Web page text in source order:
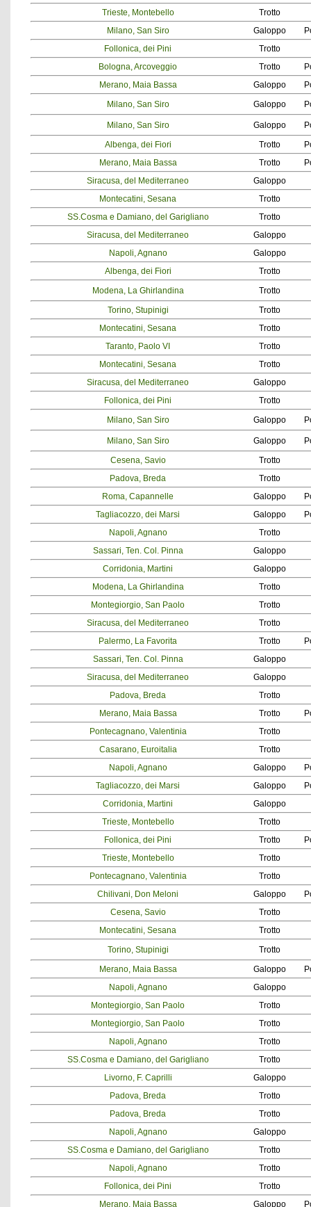
Trieste, Montebello
Trotto
Milano, San Siro
Galoppo
Follonica, dei Pini
Trotto
Bologna, Arcoveggio
Trotto
Merano, Maia Bassa
Galoppo
Milano, San Siro
Galoppo
Milano, San Siro Galoppo
Albenga, dei Fiori
Trotto
Merano, Maia Bassa
Trotto
Siracusa, del Mediterraneo
Galoppo
Montecatini, Sesana
Trotto
SS.Cosma e Damiano, del Garigliano
Trotto
Siracusa, del Mediterraneo
Galoppo
Napoli, Agnano
Galoppo
Albenga, dei Fiori
Trotto
Modena, La Ghirlandina
Trotto
Torino, Stupinigi
Trotto
Montecatini, Sesana
Trotto
Taranto, Paolo VI
Trotto
Montecatini, Sesana
Trotto
Siracusa, del Mediterraneo
Galoppo
Follonica, dei Pini
Trotto
Milano, San Siro
Galoppo
Milano, San Siro Galoppo
Cesena, Savio
Trotto
Padova, Breda
Trotto
Roma, Capannelle
Galoppo
Tagliacozzo, dei Marsi
Galoppo
Napoli, Agnano
Trotto
Sassari, Ten. Col. Pinna
Galoppo
Corridonia, Martini
Galoppo
Modena, La Ghirlandina
Trotto
Montegiorgio, San Paolo
Trotto
Siracusa, del Mediterraneo
Trotto
Palermo, La Favorita
Trotto
Sassari, Ten. Col. Pinna
Galoppo
Siracusa, del Mediterraneo
Galoppo
Padova, Breda
Trotto
Merano, Maia Bassa
Trotto
Pontecagnano, Valentinia
Trotto
Casarano, Euroitalia
Trotto
Napoli, Agnano
Galoppo
Tagliacozzo, dei Marsi
Galoppo
Corridonia, Martini
Galoppo
Trieste, Montebello
Trotto
Follonica, dei Pini
Trotto
Trieste, Montebello
Trotto
Pontecagnano, Valentinia
Trotto
Chilivani, Don Meloni
Galoppo
Cesena, Savio
Trotto
Montecatini, Sesana
Trotto
Torino, Stupinigi
Trotto
Merano, Maia Bassa
Galoppo
Napoli, Agnano
Galoppo
Montegiorgio, San Paolo
Trotto
Montegiorgio, San Paolo
Trotto
Napoli, Agnano
Trotto
SS.Cosma e Damiano, del Garigliano
Trotto
Livorno, F. Caprilli
Galoppo
Padova, Breda
Trotto
Padova, Breda
Trotto
Napoli, Agnano
Galoppo
SS.Cosma e Damiano, del Garigliano
Trotto
Napoli, Agnano
Trotto
Follonica, dei Pini
Trotto
Merano, Maia Bassa
Galoppo